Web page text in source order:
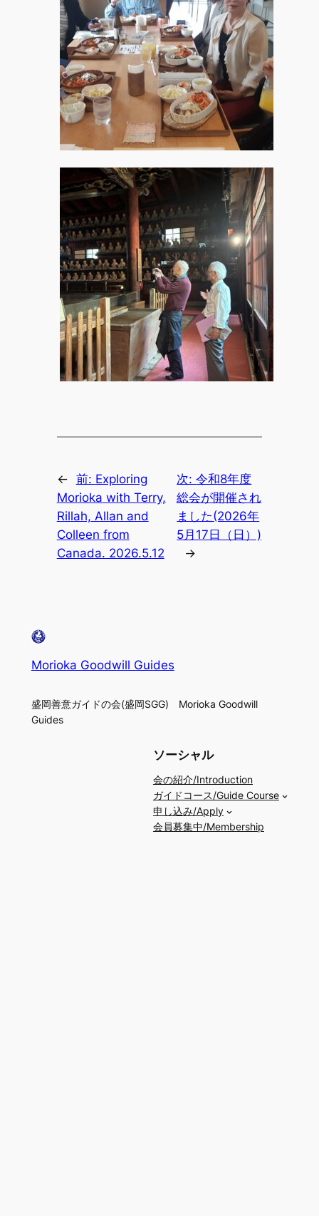
← 前: Exploring
Morioka with Terry,
Rillah, Allan and
Colleen from
Canada. 2026.5.12
次:令和8年度
総会が開催され
ました(2026年
5月17日（日）)
→
Morioka Goodwill Guides
盛岡善意ガイドの会(盛岡SGG) Morioka Goodwill
Guides
ソーシャル
会の紹介/Introduction
ガイドコース/Guide Course
申し込み/Apply
会員募集中/Membership